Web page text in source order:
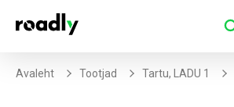
Avaleht Tootjad Tartu, LADU 1